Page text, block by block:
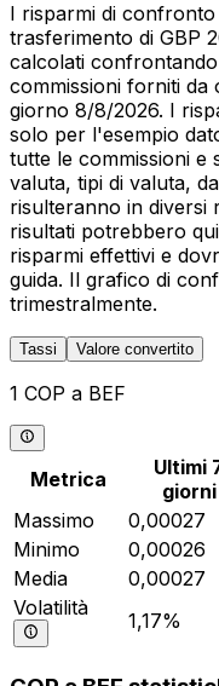
I risparmi di
trasferimento di GBP
calcolati
commissioni forniti da
giorno 8/8/2026. I
solo per l'esempio
tutte le commissioni e
valuta, tipi di valuta,
risulteranno in diversi
risultati potrebbero
risparmi effettivi e
guida. Il grafico di
trimestralmente.
Tassi Valore convertito
1 COP a BEF
Metrica
Ultimi
giorni
Massimo
0,00027
Minimo
0,00026
Media
0,00027
Volatilità
1,17%